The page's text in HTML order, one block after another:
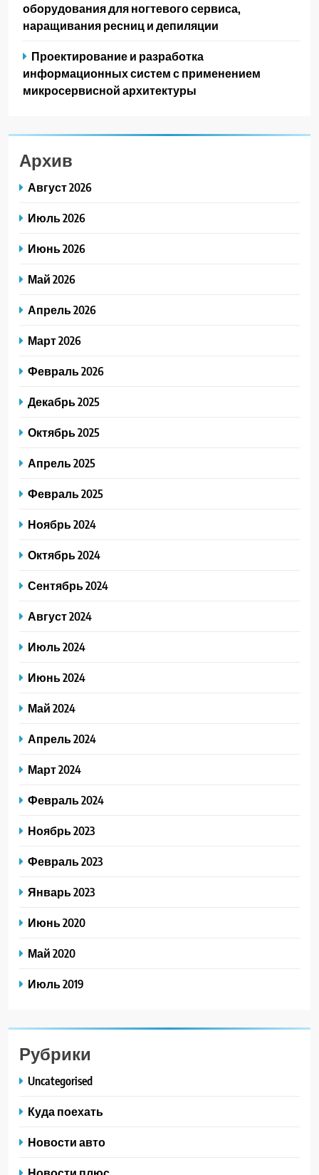
оборудования для ногтевого сервиса,
наращивания ресниц и депиляции
Проектирование и разработка
информационных систем с применением
микросервисной архитектуры
Архив
Август 2026
Июль 2026
Июнь 2026
Май 2026
Апрель 2026
Март 2026
Февраль 2026
Декабрь 2025
Октябрь 2025
Апрель 2025
Февраль 2025
Ноябрь 2024
Октябрь 2024
Сентябрь 2024
Август 2024
Июль 2024
Июнь 2024
Май 2024
Апрель 2024
Март 2024
Февраль 2024
Ноябрь 2023
Февраль 2023
Январь 2023
Июнь 2020
Май 2020
Июль 2019
Рубрики
Uncategorised
Куда поехать
Новости авто